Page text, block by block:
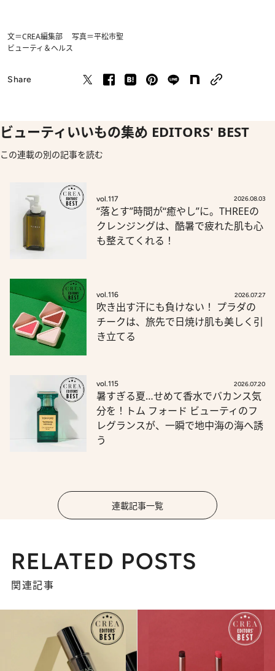
文＝CREA編集部 写真＝平松市聖
ビューティ＆ヘルス
Share
ビューティいいもの集め EDITORS' BEST
この連載の別の記事を読む
vol.117 2026.08.03
“落とす”時間が“癒やし”に。THREEの
クレンジングは、酷暑で疲れた肌も心
も整えてくれる！
vol.116 2026.07.27
吹き出す汗にも負けない！ プラダの
チークは、旅先で日焼け肌も美しく引
き立てる
vol.115 2026.07.20
暑すぎる夏…せめて香水でバカンス気
分を！トム フォード ビューティのフ
レグランスが、一瞬で地中海の海へ誘
う
連載記事一覧
RELATED POSTS
関連記事